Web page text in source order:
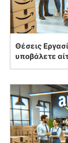
Θέσεις
υποβάλετε